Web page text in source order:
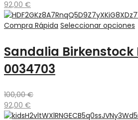
92,00 €
Compra Rápida Seleccionar opciones
Sandalia Birkenstock
0034703
100,00€
92,00 €